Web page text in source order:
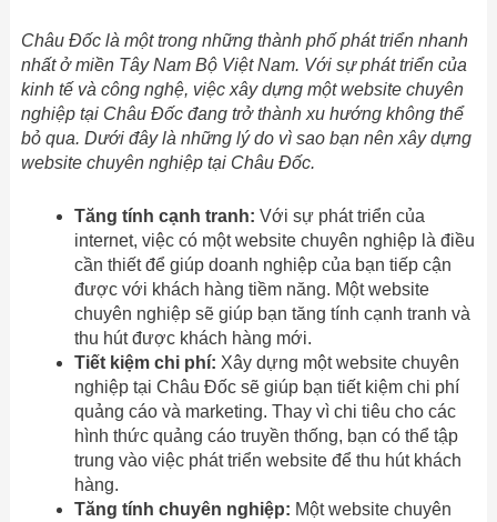
Châu Đốc là một trong những thành phố phát triển nhanh
nhất ở miền Tây Nam Bộ Việt Nam. Với sự phát triển của
kinh tế và công nghệ, việc xây dựng một website chuyên
nghiệp tại Châu Đốc đang trở thành xu hướng không thể
bỏ qua. Dưới đây là những lý do vì sao bạn nên xây dựng
website chuyên nghiệp tại Châu Đốc.
Tăng tính cạnh tranh: Với sự phát triển của
internet, việc có một website chuyên nghiệp là điều
cần thiết để giúp doanh nghiệp của bạn tiếp cận
được với khách hàng tiềm năng. Một website
chuyên nghiệp sẽ giúp bạn tăng tính cạnh tranh và
thu hút được khách hàng mới.
Tiết kiệm chi phí: Xây dựng một website chuyên
nghiệp tại Châu Đốc sẽ giúp bạn tiết kiệm chi phí
quảng cáo và marketing. Thay vì chi tiêu cho các
hình thức quảng cáo truyền thống, bạn có thể tập
trung vào việc phát triển website để thu hút khách
hàng.
Tăng tính chuyên nghiệp: Một website chuyên